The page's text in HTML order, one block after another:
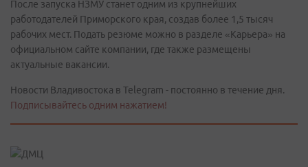
После запуска НЗМУ станет одним из крупнейших
работодателей Приморского края, создав более 1,5 тысяч
рабочих мест. Подать резюме можно в разделе «Карьера» на
официальном сайте компании, где также размещены
актуальные вакансии.
Новости Владивостока в Telegram - постоянно в течение дня.
Подписывайтесь одним нажатием!